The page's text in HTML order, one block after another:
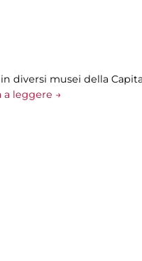
diversi musei della
a leggere →